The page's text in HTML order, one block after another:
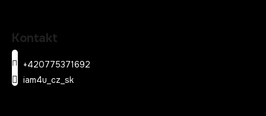
Kontakt
+420775371692
iam4u_cz_sk